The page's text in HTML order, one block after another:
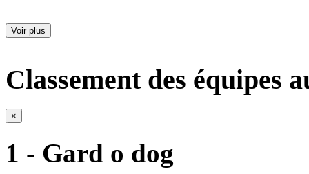
Voir plus
Classement des équipes
×
1 - Gard o dog